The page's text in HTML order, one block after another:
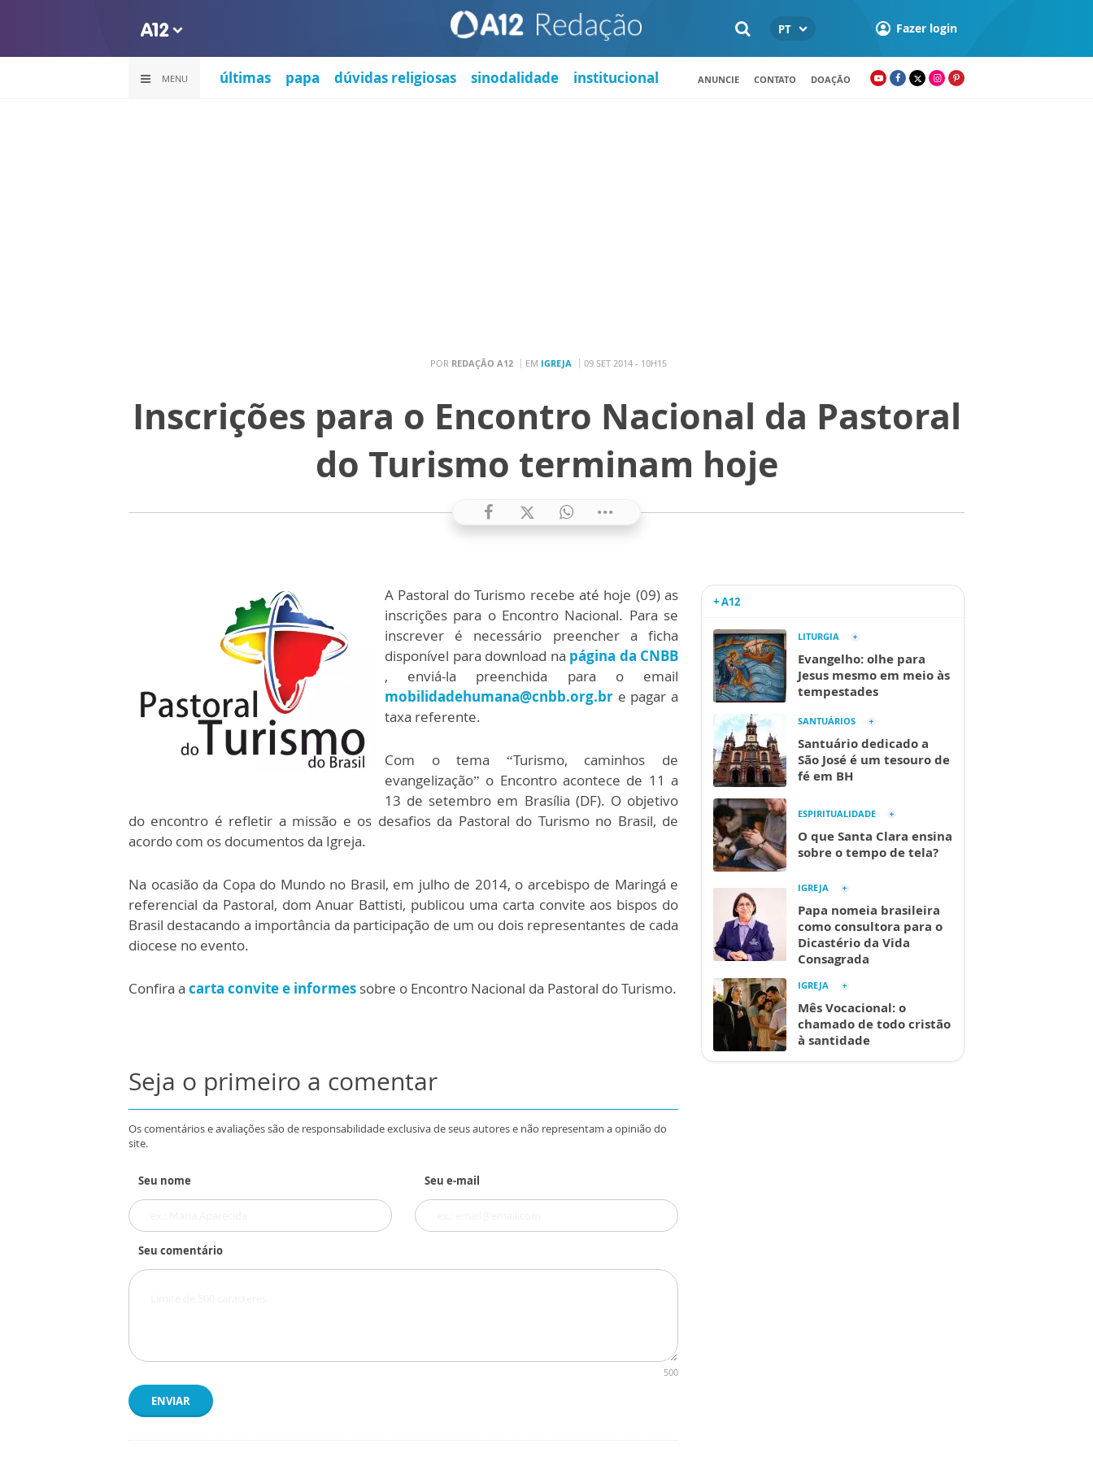
PT Fazer login
MENU últimas papa dúvidas religiosas sinodalidade institucional ANUNCIE CONTATO DOAÇÃO
POR REDAÇÃO A12 EM IGREJA 09 SET 2014 - 10H15
Inscrições para o Encontro Nacional da Pastoral
do Turismo terminam hoje
A Pastoral do Turismo recebe até hoje (09) as
inscrições para o Encontro Nacional. Para se
inscrever é necessário preencher a ficha
disponível para download na página da CNBB
, enviá-la preenchida para o email
mobilidadehumana@cnbb.org.br e pagar a
taxa referente.
Com o tema “Turismo, caminhos de
evangelização” o Encontro acontece de 11 a
13 de setembro em Brasília (DF). O objetivo
do encontro é refletir a missão e os desafios da Pastoral do Turismo no Brasil, de
acordo com os documentos da Igreja.
Na ocasião da Copa do Mundo no Brasil, em julho de 2014, o arcebispo de Maringá e
referencial da Pastoral, dom Anuar Battisti, publicou uma carta convite aos bispos do
Brasil destacando a importância da participação de um ou dois representantes de cada
diocese no evento.
Confira a carta convite e informes sobre o Encontro Nacional da Pastoral do Turismo.
Seja o primeiro a comentar
Os comentários e avaliações são de responsabilidade exclusiva de seus autores e não representam a opinião do
site.
Seu nome Seu e-mail
Seu comentário
500
ENVIAR
+ A12
LITURGIA
Evangelho: olhe para
Jesus mesmo em meio às
tempestades
SANTUÁRIOS
Santuário dedicado a
São José é um tesouro de
fé em BH
ESPIRITUALIDADE
O que Santa Clara ensina
sobre o tempo de tela?
IGREJA
Papa nomeia brasileira
como consultora para o
Dicastério da Vida
Consagrada
IGREJA
Mês Vocacional: o
chamado de todo cristão
à santidade